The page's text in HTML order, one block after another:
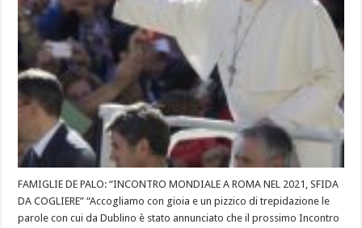
FAMIGLIE DE PALO: “INCONTRO MONDIALE A ROMA NEL 2021, SFIDA
DA COGLIERE” “Accogliamo con gioia e un pizzico di trepidazione le
parole con cui da Dublino è stato annunciato che il prossimo Incontro